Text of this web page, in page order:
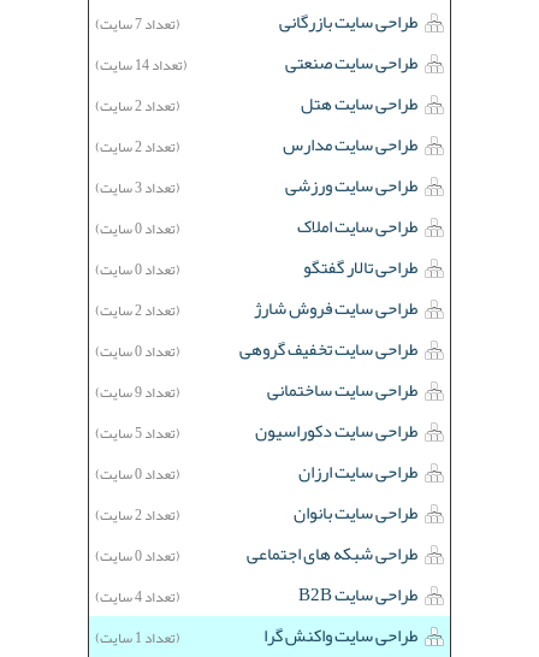
طراحی سایت بازرگانی (تعداد 7 سایت)
طراحی سایت صنعتی (تعداد 14 سایت)
طراحی سایت هتل (تعداد 2 سایت)
طراحی سایت مدارس (تعداد 2 سایت)
طراحی سایت ورزشی (تعداد 3 سایت)
طراحی سایت املاک (تعداد 0 سایت)
طراحی تالار گفتگو (تعداد 0 سایت)
طراحی سایت فروش شارژ (تعداد 2 سایت)
طراحی سایت تخفیف گروهی (تعداد 0 سایت)
طراحی سایت ساختمانی (تعداد 9 سایت)
طراحی سایت دکوراسیون (تعداد 5 سایت)
طراحی سایت ارزان (تعداد 0 سایت)
طراحی سایت بانوان (تعداد 2 سایت)
طراحی شبکه های اجتماعی (تعداد 0 سایت)
طراحی سایت B2B (تعداد 4 سایت)
طراحی سایت واکنش گرا (تعداد 1 سایت)